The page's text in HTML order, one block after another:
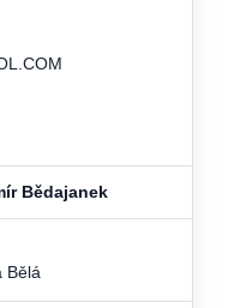
Bědajanek
Bělá